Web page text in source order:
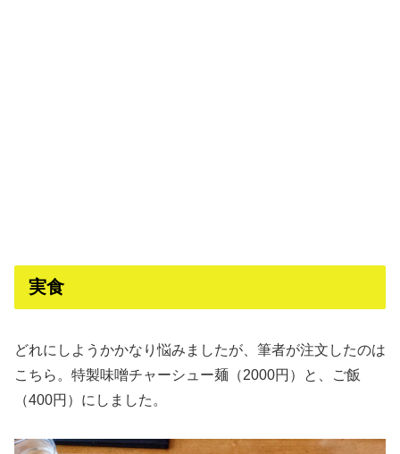
実食
どれにしようかかなり悩みましたが、筆者が注文したのは
こちら。特製味噌チャーシュー麺（2000円）と、ご飯
（400円）にしました。